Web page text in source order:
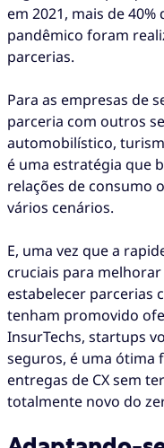
em 2021, mais de
pandêmico foram
parcerias.
Para as empresas de
parceria com outros
automobilístico,
é uma estratégia que
relações de consumo
vários cenários.
E, uma vez que a
cruciais para melhorar
estabelecer parcerias
tenham promovido
InsurTechs, startups
seguros, é uma ótima
entregas de CX sem
totalmente novo do